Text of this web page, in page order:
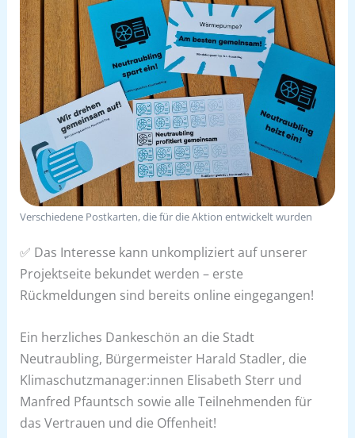
Verschiedene Postkarten, die für die Aktion entwickelt wurden
✅ Das Interesse kann unkompliziert auf unserer
Projektseite bekundet werden – erste
Rückmeldungen sind bereits online eingegangen!
Ein herzliches Dankeschön an die Stadt
Neutraubling, Bürgermeister Harald Stadler, die
Klimaschutzmanager:innen Elisabeth Sterr und
Manfred Pfauntsch sowie alle Teilnehmenden für
das Vertrauen und die Offenheit!